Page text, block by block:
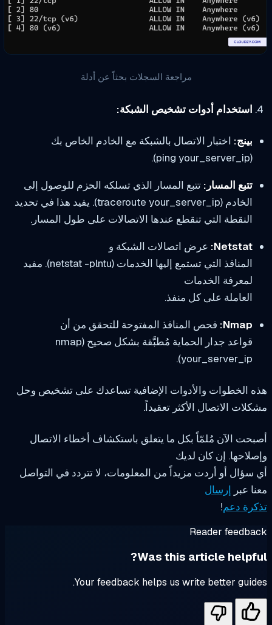
مراجعة السجلات بحثاً عن أدلة
استخدام أدوات تشخيص الشبكة:
بينج:اختبار الاتصال بالشبكة مع الخادم الخاص بك
تتبع المسار:تتبع المسار الذي تسلكه الحزم للوصول إلى
الخادم (traceroute your_server_ip). يفيد هذا في تحديد
النقطة التي تنقطع عندها الاتصالات على طول المسار.
Netstat: عرض اتصالات الشبكة و
المنافذ التي تستمع إليها الخدمات (netstat -plntu). مفيد
لمعرفة الخدمات
العاملة على كل منفذ.
Nmap: فحص المنافذ المفتوحة للتحقق من أن
قواعد جدار الحماية مُطبَّقة بشكل صحيح (nmap
your_server_ip).
الخطوات والأدوات الإضافية تساعدك على تشخيص وحل
الاتصال الأكثر تعقيداً.
الآن مُلمّاً بكل ما يتعلق باستكشاف أخطاء الاتصال
إن كان لديك
سؤال أو أردت مزيداً من المعلومات، لا تتردد في التواصل
عبرإرسال
دعم!
Reader
Was this article
Your feedback helps us write better